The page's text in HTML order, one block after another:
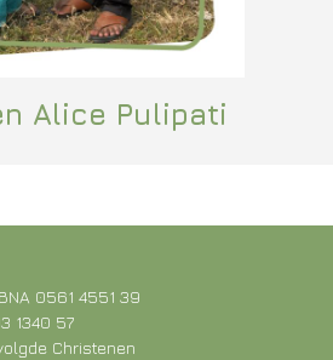
Alice Pulipati
0561 4551 39
1340 57
Christenen